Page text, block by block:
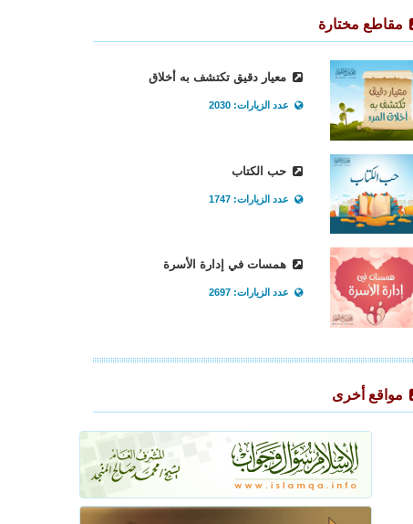
مقاطع مختارة
معيار دقيق تكتشف به أخلاق
عدد الزيارات: 2030
حب الكتاب
عدد الزيارات: 1747
همسات في إدارة الأسرة
عدد الزيارات: 2697
مواقع أخرى